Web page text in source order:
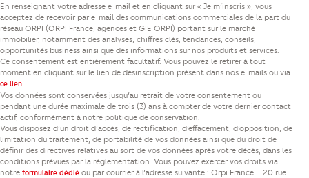
En renseignant votre adresse e-mail et en cliquant sur « Je m’inscris », vous
acceptez de recevoir par e-mail des communications commerciales de la part du
réseau ORPI (ORPI France, agences et GIE ORPI) portant sur le marché
immobilier, notamment des analyses, chiffres clés, tendances, conseils,
opportunités business ainsi que des informations sur nos produits et services.
Ce consentement est entièrement facultatif. Vous pouvez le retirer à tout
moment en cliquant sur le lien de désinscription présent dans nos e-mails ou via
ce lien.
Vos données sont conservées jusqu’au retrait de votre consentement ou
pendant une durée maximale de trois (3) ans à compter de votre dernier contact
actif, conformément à notre politique de conservation.
Vous disposez d’un droit d’accès, de rectification, d’effacement, d’opposition, de
limitation du traitement, de portabilité de vos données ainsi que du droit de
définir des directives relatives au sort de vos données après votre décès, dans les
conditions prévues par la réglementation. Vous pouvez exercer vos droits via
notre formulaire dédié ou par courrier à l’adresse suivante : Orpi France – 20 rue